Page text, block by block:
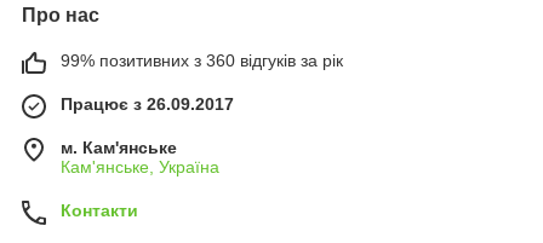
Про нас
99% позитивних з 360 відгуків за рік
Працює з 26.09.2017
м. Кам'янське
Кам'янське, Україна
Контакти